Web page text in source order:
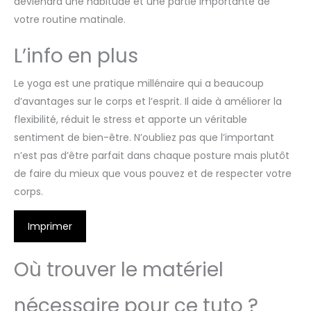
votre routine matinale.
L’info en plus
Le yoga est une pratique millénaire qui a beaucoup
d’avantages sur le corps et l’esprit. Il aide à améliorer la
flexibilité, réduit le stress et apporte un véritable
sentiment de bien-être. N’oubliez pas que l’important
n’est pas d’être parfait dans chaque posture mais plutôt
de faire du mieux que vous pouvez et de respecter votre
corps.
Imprimer
Où trouver le matériel